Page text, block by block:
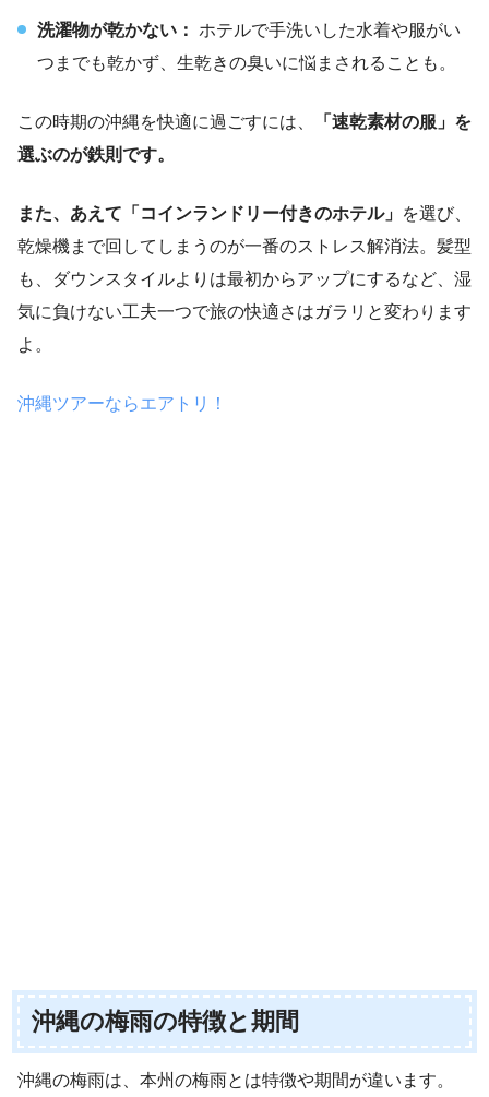
洗濯物が乾かない：
ホテルで手洗いした水着や服がい
つまでも乾かず、生乾きの臭いに悩まされることも。
この時期の沖縄を快適に過ごすには、
「速乾素材の服」を
選ぶのが鉄則です。
また、あえて「コインランドリー付きのホテル」 を選び、
乾燥機まで回してしまうのが一番のストレス解消法。髪型
も、ダウンスタイルよりは最初からアップにするなど、湿
気に負けない工夫一つで旅の快適さはガラリと変わります
よ。
沖縄ツアーならエアトリ！
沖縄の梅雨の特徴と期間
沖縄の梅雨は、本州の梅雨とは特徴や期間が違います。